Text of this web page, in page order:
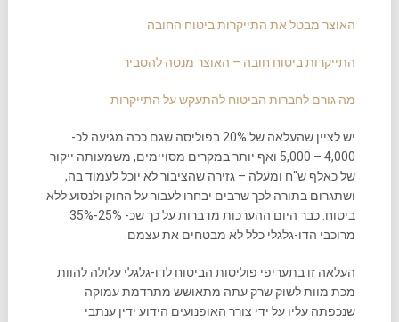
האוצר מבטל את התייקרות ביטוח החובה
התייקרות ביטוח חובה – האוצר מנסה להסביר
מה גורם לחברות הביטוח להתעקש על התייקרות
יש לציין שהעלאה של 20% בפוליסה שגם ככה מגיעה לכ-
4,000 – 5,000 ואף יותר במקרים מסויימים, משמעותה ייקור
של כאלף ש"ח ומעלה – גזירה שהציבור לא יוכל לעמוד בה,
ושתגרום בתורה לכך שרבים יבחרו לעבור על החוק ולנסוע ללא
ביטוח. כבר היום ההערכות מדברות על כך שכ- 25%-35%
מרוכבי הדו-גלגלי כלל לא מבטחים את עצמם.
העלאה זו בתעריפי פוליסות הביטוח לדו-גלגלי עלולה להוות
מכת מוות לשוק שרק עתה מתאושש מתרדמת עמוקה
שנכפתה עליו על ידי צורר האופנועים הידוע ידין ענתבי